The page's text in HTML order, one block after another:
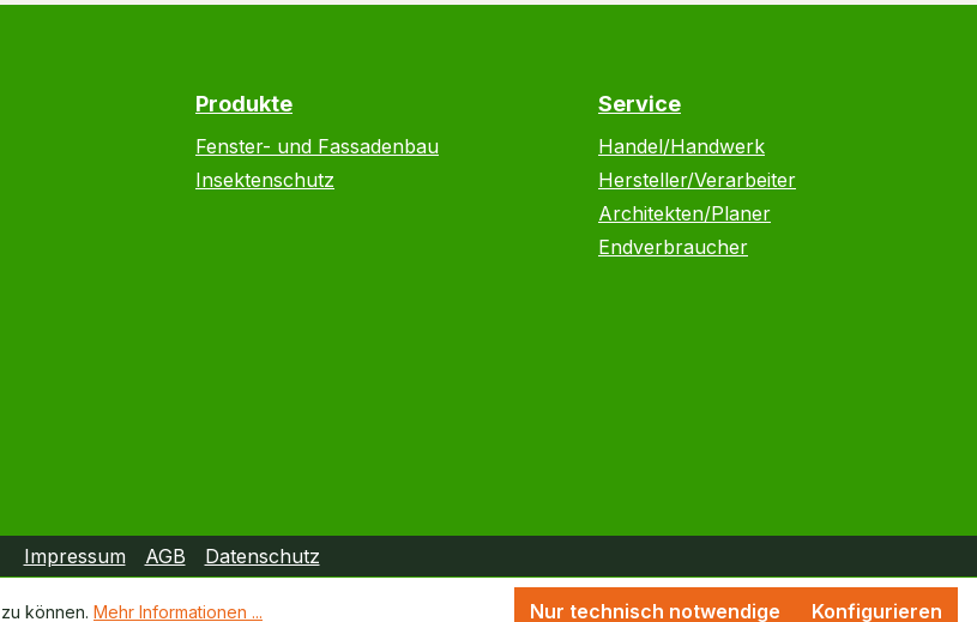
Produkte
Fenster- und Fassadenbau
Insektenschutz
Service
Handel/Handwerk
Hersteller/Verarbeiter
Architekten/Planer
Endverbraucher
Impressum AGB Datenschutz
können. Mehr Informationen ... Nur technisch notwendige Konfigurieren